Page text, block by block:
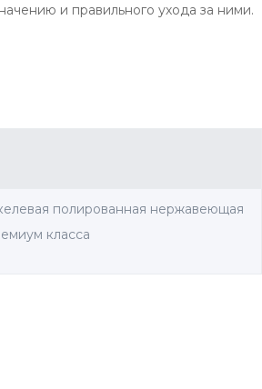
и правильного ухода за ними.
полированная нержавеющая
класса